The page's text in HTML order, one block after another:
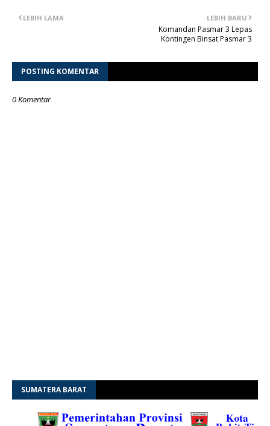
LEBIH BARU
Komandan Pasmar 3 Lepas
Kontingen Binsat Pasmar 3
LEBIH LAMA
POSTING KOMENTAR
0 Komentar
SUMATERA BARAT